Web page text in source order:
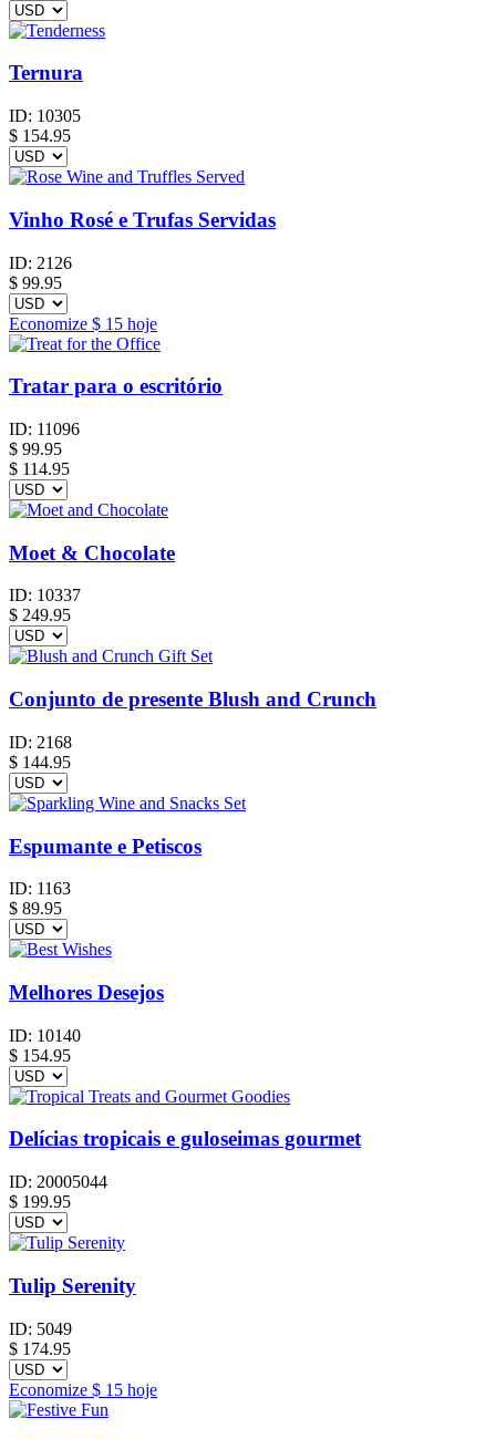
Ternura
ID: 10305
$ 154.95
Vinho Rosé e Trufas Servidas
ID: 2126
$ 99.95
Economize $ 15 hoje
Tratar para o escritório
ID: 11096
$ 99.95
$ 114.95
Moet & Chocolate
ID: 10337
$ 249.95
Conjunto de presente Blush and Crunch
ID: 2168
$ 144.95
Espumante e Petiscos
ID: 1163
$ 89.95
Melhores Desejos
ID: 10140
$ 154.95
Delícias tropicais e guloseimas gourmet
ID: 20005044
$ 199.95
Tulip Serenity
ID: 5049
$ 174.95
Economize $ 15 hoje